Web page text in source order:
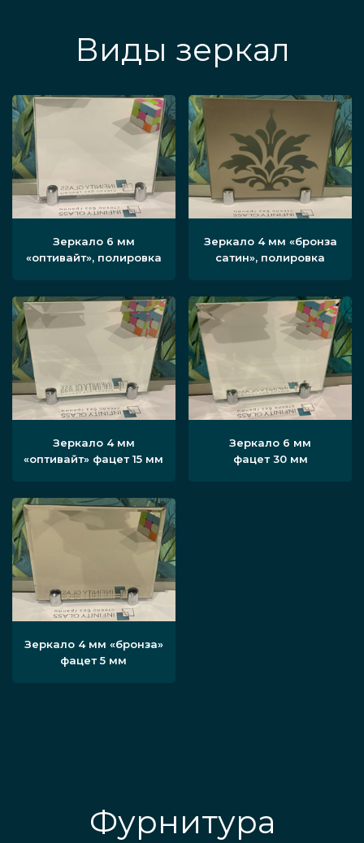
Виды зеркал
Зеркало 6 мм
«оптивайт», полировка
Зеркало 4 мм «бронза
сатин», полировка
Зеркало 4 мм
«оптивайт» фацет 15 мм
Зеркало 6 мм
фацет 30 мм
Зеркало 4 мм «бронза»
фацет 5 мм
Фурнитура